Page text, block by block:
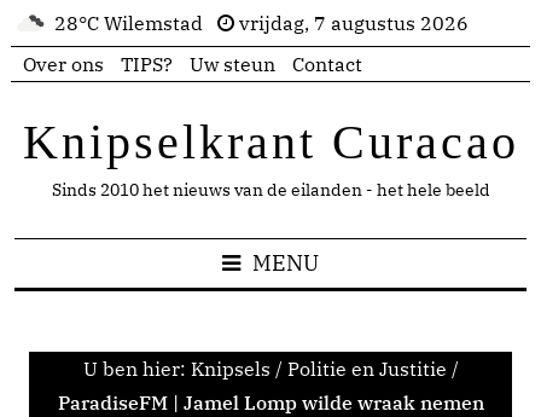
28°C Wilemstad
vrijdag, 7 augustus 2026
Over ons
TIPS? Uw steun Contact
Knipselkrant Curacao
Sinds 2010 het nieuws van de eilanden - het hele beeld
MENU
U ben hier: Knipsels / Politie en Justitie /
ParadiseFM | Jamel Lomp wilde wraak nemen